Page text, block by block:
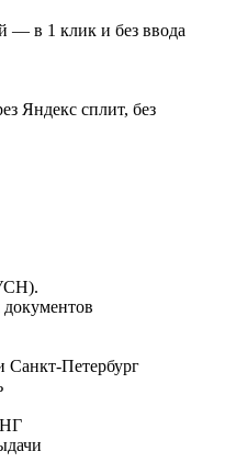
— в 1 клик и без ввода
Яндекс сплит, без
Санкт-Петербург